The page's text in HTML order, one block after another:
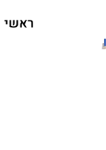
ראשי